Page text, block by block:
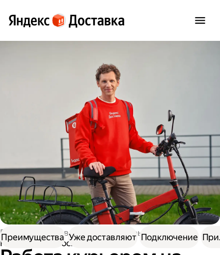
Работа в Доставке
Работа курьером
На электровелосипеде
Преимущества Уже доставляют Подключение